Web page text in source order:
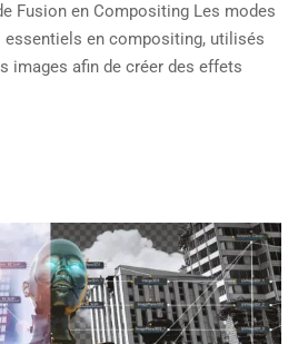
Fusion en Compositing Les modes
en compositing, utilisés
images afin de créer des effets